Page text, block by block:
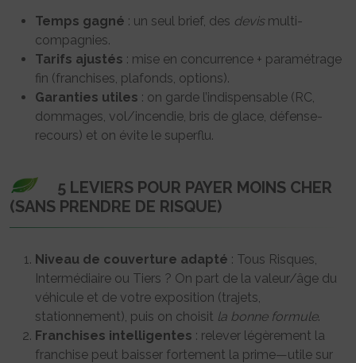
Temps gagné : un seul brief, des devismulti-
compagnies.
Tarifs ajustés : mise en concurrence + paramétrage
fin (franchises, plafonds, options).
Garanties utiles : on garde l’indispensable (RC,
dommages, vol/incendie, bris de glace, défense-
recours) et on évite le superflu.
5 LEVIERS POUR PAYER MOINS CHER
(SANS PRENDRE DE RISQUE)
Niveau de couverture adapté : Tous Risques,
Intermédiaire ou Tiers ? On part de la valeur/âge du
véhicule et de votre exposition (trajets,
stationnement), puis on choisit la bonne formule.
Franchises intelligentes : relever légèrement la
franchise peut baisser fortement la prime—utile sur